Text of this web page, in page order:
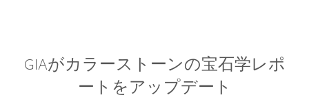
GIAがカラーストーンの宝石学レポ
ートをアップデート